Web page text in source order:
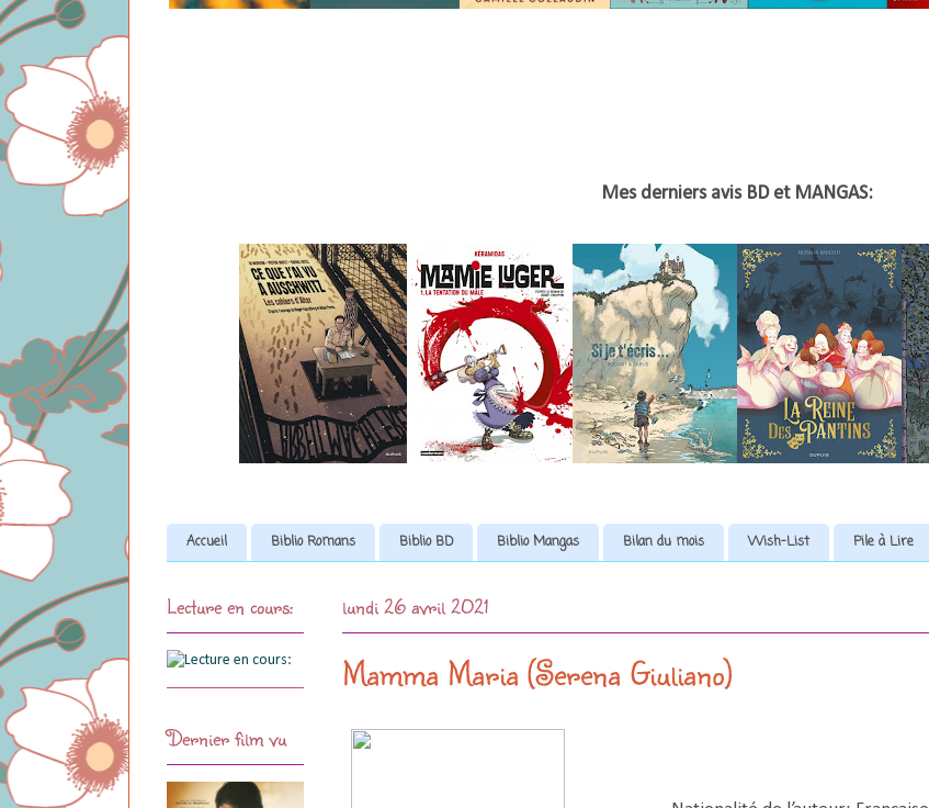
Mes derniers avis BD et MANGAS:
Accueil Biblio Romans Biblio BD Biblio Mangas Bilan du mois Wish-List Pile à Lire
lundi 26 avril 2021
Mamma Maria (Serena Giuliano)
Lecture en cours:
Dernier film vu